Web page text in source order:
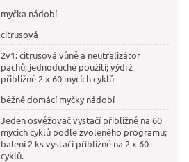
myčka nádobí
citrusová
2v1: citrusová vůně a neutralizátor
pachů; jednoduché použití; výdrž
přibližně 2 x 60 mycích cyklů
běžné domácí myčky nádobí
Jeden osvěžovač vystačí přibližně na 60
mycích cyklů podle zvoleného programu;
balení 2 ks vystačí přibližně na 2 x 60
cyklů.